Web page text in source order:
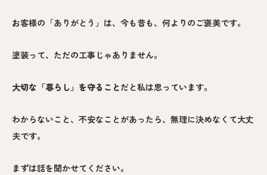
お客様の「ありがとう」は、今も昔も、何よりのご褒美です。
塗装って、ただの工事じゃありません。
大切な「暮らし」を守ることだと私は思っています。
わからないこと、不安なことがあったら、無理に決めなくて大丈
夫です。
まずは話を聞かせてください。